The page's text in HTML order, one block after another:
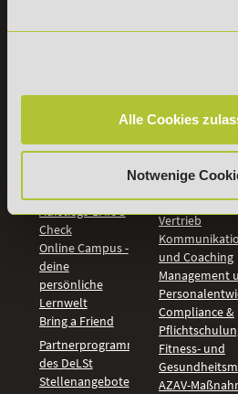
Alle Cookies
Notwenige
INFORMATIONEN
Fördermöglichkeiten
Bildungsgutschein
Aufstiegs-BAföG
Check
Online Campus -
deine
persönliche
Lernwelt
Bring a Friend
Partnerprogramm
des DeLSt
Stellenangebote
Wirtschaft &
Bildung &
Digitales
Intelligenz
Marketing und
Vertrieb
und Coaching
Management
Compliance &
Fitness- und
AZAV-